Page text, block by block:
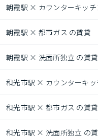
朝霞駅 × カウンターキッチ
朝霞駅 × 都市ガス の賃貸
朝霞駅 × 洗面所独立 の賃貸
和光市駅 × カウンターキッ
和光市駅 × 都市ガス の賃貸
和光市駅 × 洗面所独立 の